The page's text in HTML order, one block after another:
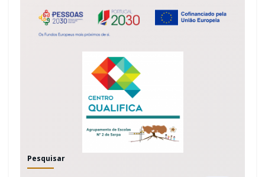
Pesquisar